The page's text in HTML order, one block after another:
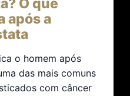
O que
após a
o homem após
das mais comuns
com câncer